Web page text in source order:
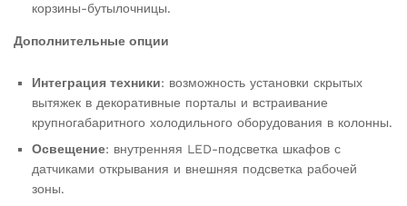
корзины-бутылочницы.
Дополнительные опции
Интеграция техники: возможность установки скрытых
вытяжек в декоративные порталы и встраивание
крупногабаритного холодильного оборудования в колонны.
Освещение: внутренняя LED-подсветка шкафов с
датчиками открывания и внешняя подсветка рабочей
зоны.